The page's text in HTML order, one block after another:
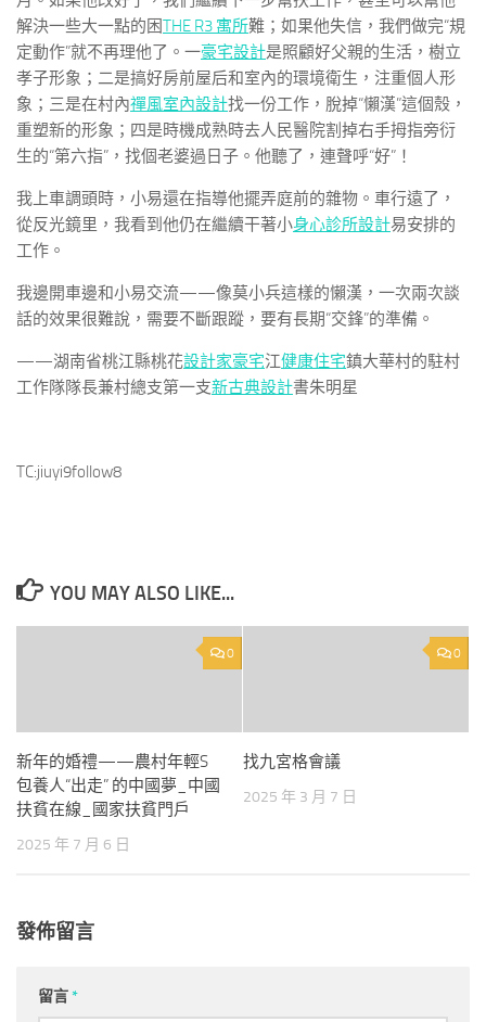
解決一些大一點的困THE R3 寓所難；如果他失信，我們做完“規
定動作”就不再理他了。一豪宅設計是照顧好父親的生活，樹立
孝子形象；二是搞好房前屋后和室內的環境衛生，注重個人形
象；三是在村內禪風室內設計找一份工作，脫掉“懶漢”這個殼，
重塑新的形象；四是時機成熟時去人民醫院割掉右手拇指旁衍
生的“第六指”，找個老婆過日子。他聽了，連聲呼“好”！
我上車調頭時，小易還在指導他擺弄庭前的雜物。車行遠了，
從反光鏡里，我看到他仍在繼續干著小身心診所設計易安排的
工作。
我邊開車邊和小易交流——像莫小兵這樣的懶漢，一次兩次談
話的效果很難說，需要不斷跟蹤，要有長期“交鋒”的準備。
——湖南省桃江縣桃花設計家豪宅江健康住宅鎮大華村的駐村
工作隊隊長兼村總支第一支新古典設計書朱明星
TC:jiuyi9follow8
YOU MAY ALSO LIKE...
0
新年的婚禮——農村年輕S
包養人“出走” 的中國夢_中國
扶貧在線_國家扶貧門戶
2025 年 7 月 6 日
0
找九宮格會議
2025 年 3 月 7 日
發佈留言
留言*